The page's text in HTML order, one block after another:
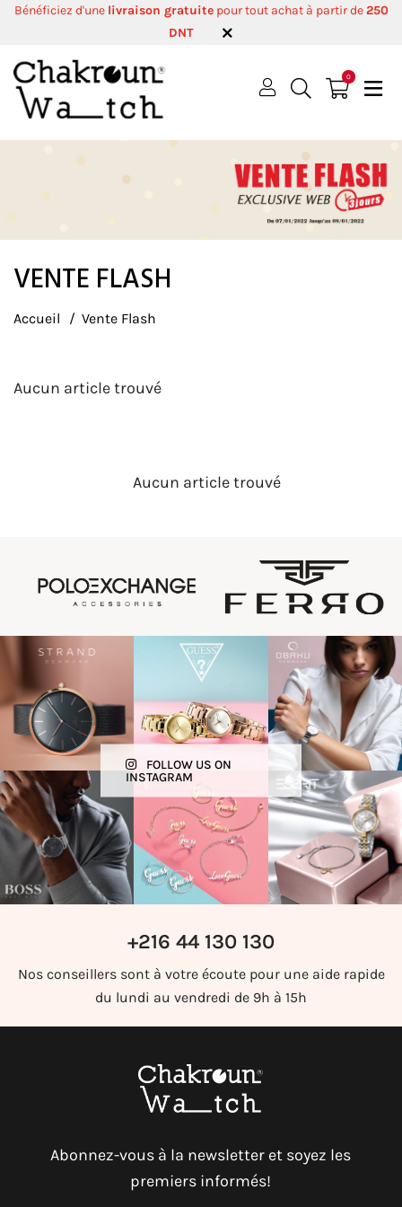
Bénéficiez d'une livraison gratuitepour tout achat à partir de250
DNT
0
VENTE FLASH
Accueil Vente Flash
Aucun article trouvé
Aucun article trouvé
FOLLOW US ON
INSTAGRAM
+216 44 130 130
Nos conseillers sont à votre écoute pour une aide rapide
du lundi au vendredi de 9h à 15h
Abonnez-vous à la newsletter et soyez les
premiers informés!